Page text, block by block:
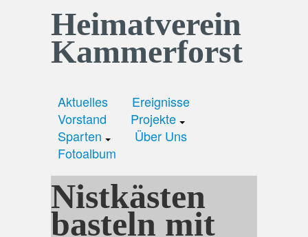
Heimatverein
Kammerforst
Aktuelles
Ereignisse
Vorstand
Projekte
Sparten
Über Uns
Fotoalbum
Nistkästen
basteln mit